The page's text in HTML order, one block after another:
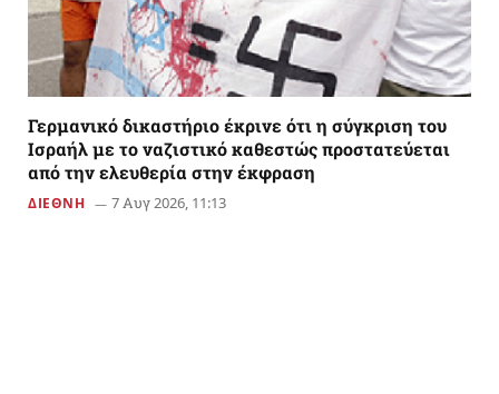
Γερμανικό δικαστήριο έκρινε ότι η σύγκριση του
Ισραήλ με το ναζιστικό καθεστώς προστατεύεται
από την ελευθερία στην έκφραση
ΔΙΕΘΝΗ 7 Αυγ 2026, 11:13